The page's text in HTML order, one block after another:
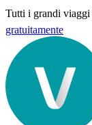
Tutti i grandi viaggi
gratuitamente